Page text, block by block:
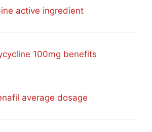
active ingredient
100mg benefits
average dosage